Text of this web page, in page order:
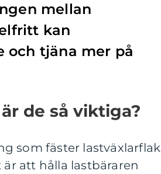
mellan
kan
och tjäna mer på
de så viktiga?
som fäster lastväxlarflak
att hålla lastbäraren